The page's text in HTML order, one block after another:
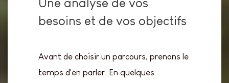
besoins et de vos objectifs
Avant de choisir un parcours, prenons le
temps d'en parler. En quelques